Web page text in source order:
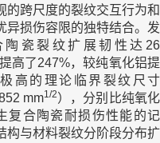
的跨尺度的裂纹交互行为和
异损伤容限的独特结合。发
瓷裂纹扩展韧性达26
高了247%，较纯氧化铝提
高的理论临界裂纹尺寸
mm1/2），分别比纯氧化
复合陶瓷耐损伤性能的记
构与材料裂纹分阶段分布扩